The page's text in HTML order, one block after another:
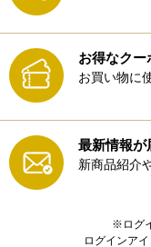
お得なクー
お買い物に
最新情報が
新商品紹介
※ログ
ログインア